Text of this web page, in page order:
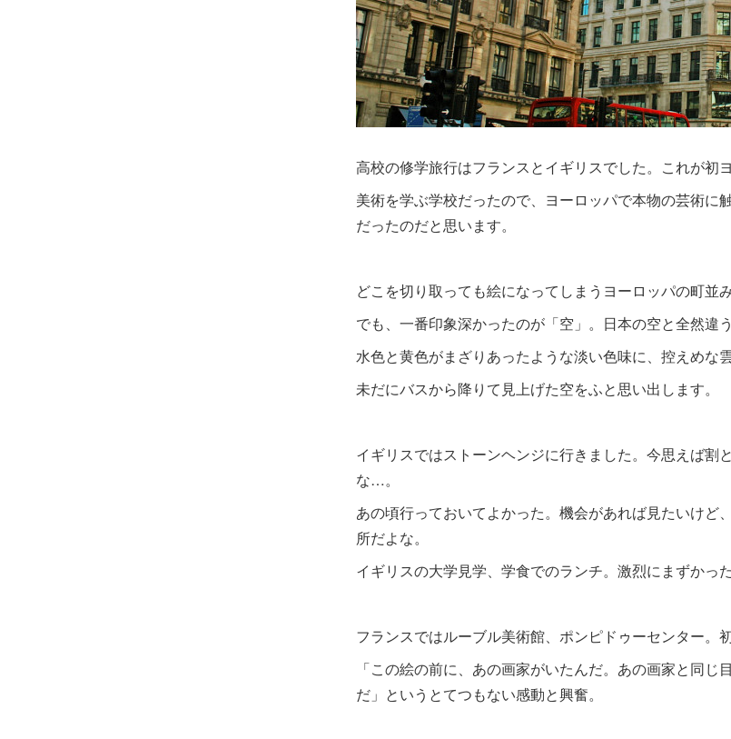
高校の修学旅行はフランスとイギリスでした。これが初ヨ
美術を学ぶ学校だったので、ヨーロッパで本物の芸術に
だったのだと思います。
どこを切り取っても絵になってしまうヨーロッパの町並み
でも、一番印象深かったのが「空」。日本の空と全然違
水色と黄色がまざりあったような淡い色味に、控えめな
未だにバスから降りて見上げた空をふと思い出します。
イギリスではストーンヘンジに行きました。今思えば割
な…。
あの頃行っておいてよかった。機会があれば見たいけど
所だよな。
イギリスの大学見学、学食でのランチ。激烈にまずかっ
フランスではルーブル美術館、ポンピドゥーセンター。
「この絵の前に、あの画家がいたんだ。あの画家と同じ
だ」というとてつもない感動と興奮。